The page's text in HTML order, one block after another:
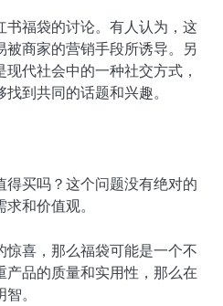
福袋的讨论。有人认为，这
商家的营销手段所诱导。另
代社会中的一种社交方式，
到共同的话题和兴趣。
买吗？这个问题没有绝对的
和价值观。
喜，那么福袋可能是一个不
品的质量和实用性，那么在
。